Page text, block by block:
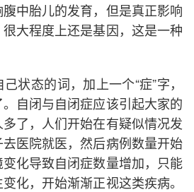
中胎儿的发育，但是真正影响
大程度上还是基因，这是一种
状态的词，加上一个“症”字，
自闭与自闭症应该引起大家的
了，人们开始在有疑似情况发
医院就医，然后病例数量开始
化导致自闭症数量增加，只能
化，开始渐渐正视这类疾病。